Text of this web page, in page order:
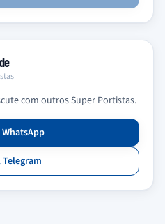
com outros Super Portistas.
Telegram